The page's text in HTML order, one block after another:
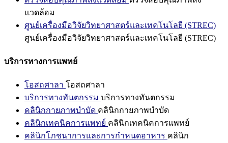
แวดล้อม
ศูนย์เครื่องมือวิจัยวิทยาศาสตร์และเทคโนโลยี (STREC)
ศูนย์เครื่องมือวิจัยวิทยาศาสตร์และเทคโนโลยี (STREC)
บริการทางการแพทย์
โอสถศาลา โอสถศาลา
บริการทางทันตกรรม บริการทางทันตกรรม
คลินิกกายภาพบำบัด คลินิกกายภาพบำบัด
คลินิกเทคนิคการแพทย์ คลินิกเทคนิคการแพทย์
คลินิกโภชนาการและการกำหนดอาหาร คลินิก